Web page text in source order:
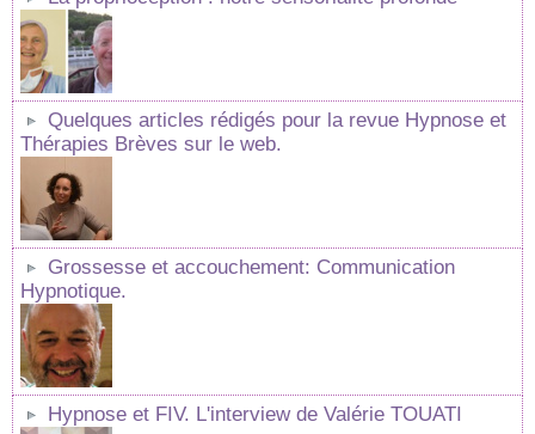
Quelques articles rédigés pour la revue Hypnose et
Thérapies Brèves sur le web.
Grossesse et accouchement: Communication
Hypnotique.
Hypnose et FIV. L'interview de Valérie TOUATI